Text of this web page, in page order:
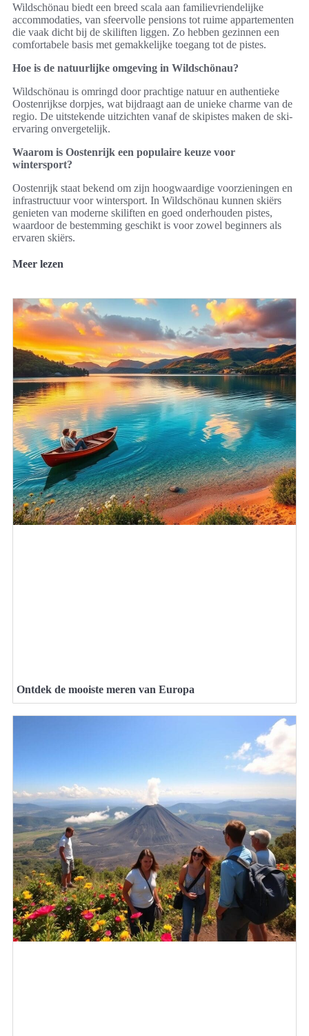
Wildschönau biedt een breed scala aan familievriendelijke
accommodaties, van sfeervolle pensions tot ruime appartementen
die vaak dicht bij de skiliften liggen. Zo hebben gezinnen een
comfortabele basis met gemakkelijke toegang tot de pistes.
Hoe is de natuurlijke omgeving in Wildschönau?
Wildschönau is omringd door prachtige natuur en authentieke
Oostenrijkse dorpjes, wat bijdraagt aan de unieke charme van de
regio. De uitstekende uitzichten vanaf de skipistes maken de ski-
ervaring onvergetelijk.
Waarom is Oostenrijk een populaire keuze voor
wintersport?
Oostenrijk staat bekend om zijn hoogwaardige voorzieningen en
infrastructuur voor wintersport. In Wildschönau kunnen skiërs
genieten van moderne skiliften en goed onderhouden pistes,
waardoor de bestemming geschikt is voor zowel beginners als
ervaren skiërs.
Meer lezen
Ontdek de mooiste meren van Europa